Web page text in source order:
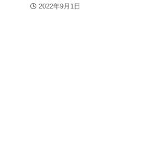
2022年9月1日